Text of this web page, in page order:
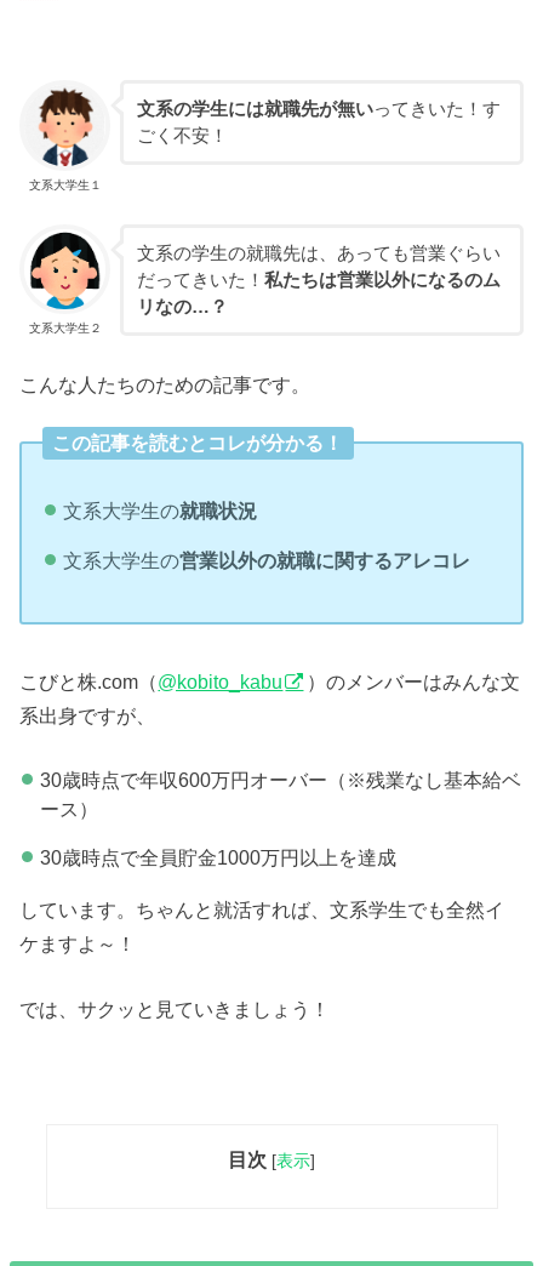
文系大学生１
文系の学生には就職先が無いってきいた！す
ごく不安！
文系大学生２
文系の学生の就職先は、あっても営業ぐらい
だってきいた！ 私たちは営業以外になるのム
リなの…？
こんな人たちのための記事です。
この記事を読むとコレが分かる！
文系大学生の就職状況
文系大学生の営業以外の就職に関するアレコレ
こびと株.com（@kobito_kabu
）のメンバーはみんな文
系出身ですが、
30歳時点で年収600万円オーバー（※残業なし基本給ベ
ース）
30歳時点で全員貯金1000万円以上を達成
しています。ちゃんと就活すれば、文系学生でも全然イ
ケますよ～！
では、サクッと見ていきましょう！
目次 [表示]